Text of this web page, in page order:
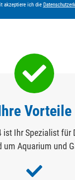
akzeptiere ich die
Vorteile
Ihr Spezialist für
um Aquarium und